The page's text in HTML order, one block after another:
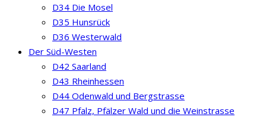
D34 Die Mosel
D35 Hunsrück
D36 Westerwald
Der Süd-Westen
D42 Saarland
D43 Rheinhessen
D44 Odenwald und Bergstrasse
D47 Pfalz, Pfälzer Wald und die Weinstrasse